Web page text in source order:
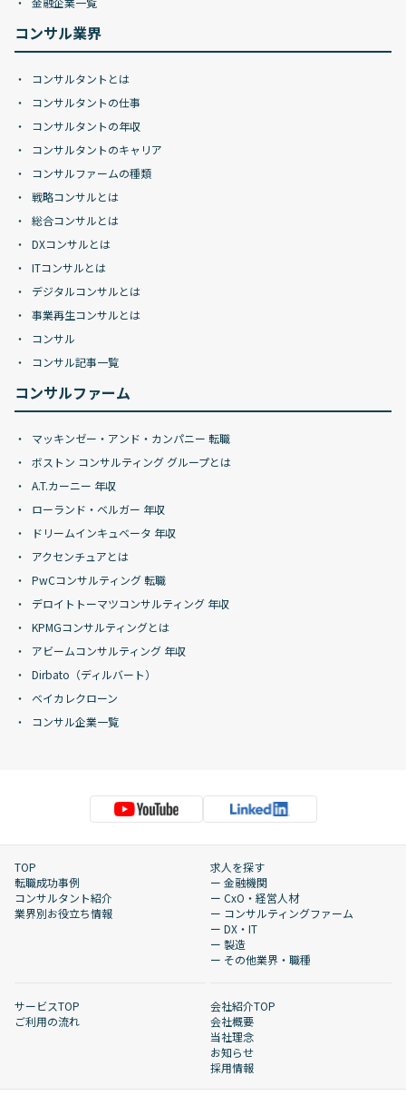
コンサル業界
コンサルタントとは
コンサルタントの仕事
コンサルタントの年収
コンサルタントのキャリア
コンサルファームの種類
戦略コンサルとは
総合コンサルとは
DXコンサルとは
ITコンサルとは
デジタルコンサルとは
事業再生コンサルとは
コンサル
コンサル記事一覧
コンサルファーム
マッキンゼー・アンド・カンパニー 転職
ボストン コンサルティング グループとは
A.T.カーニー 年収
ローランド・ベルガー 年収
ドリームインキュベータ 年収
アクセンチュアとは
PwCコンサルティング 転職
デロイトトーマツコンサルティング 年収
KPMGコンサルティングとは
アビームコンサルティング 年収
Dirbato（ディルバート）
ベイカレクローン
コンサル企業一覧
TOP
転職成功事例
コンサルタント紹介
業界別お役立ち情報
求人を探す
ー 金融機関
ー CxO・経営人材
ー コンサルティングファーム
ー DX・IT
ー 製造
ー その他業界・職種
サービスTOP
ご利用の流れ
会社紹介TOP
会社概要
当社理念
お知らせ
採用情報